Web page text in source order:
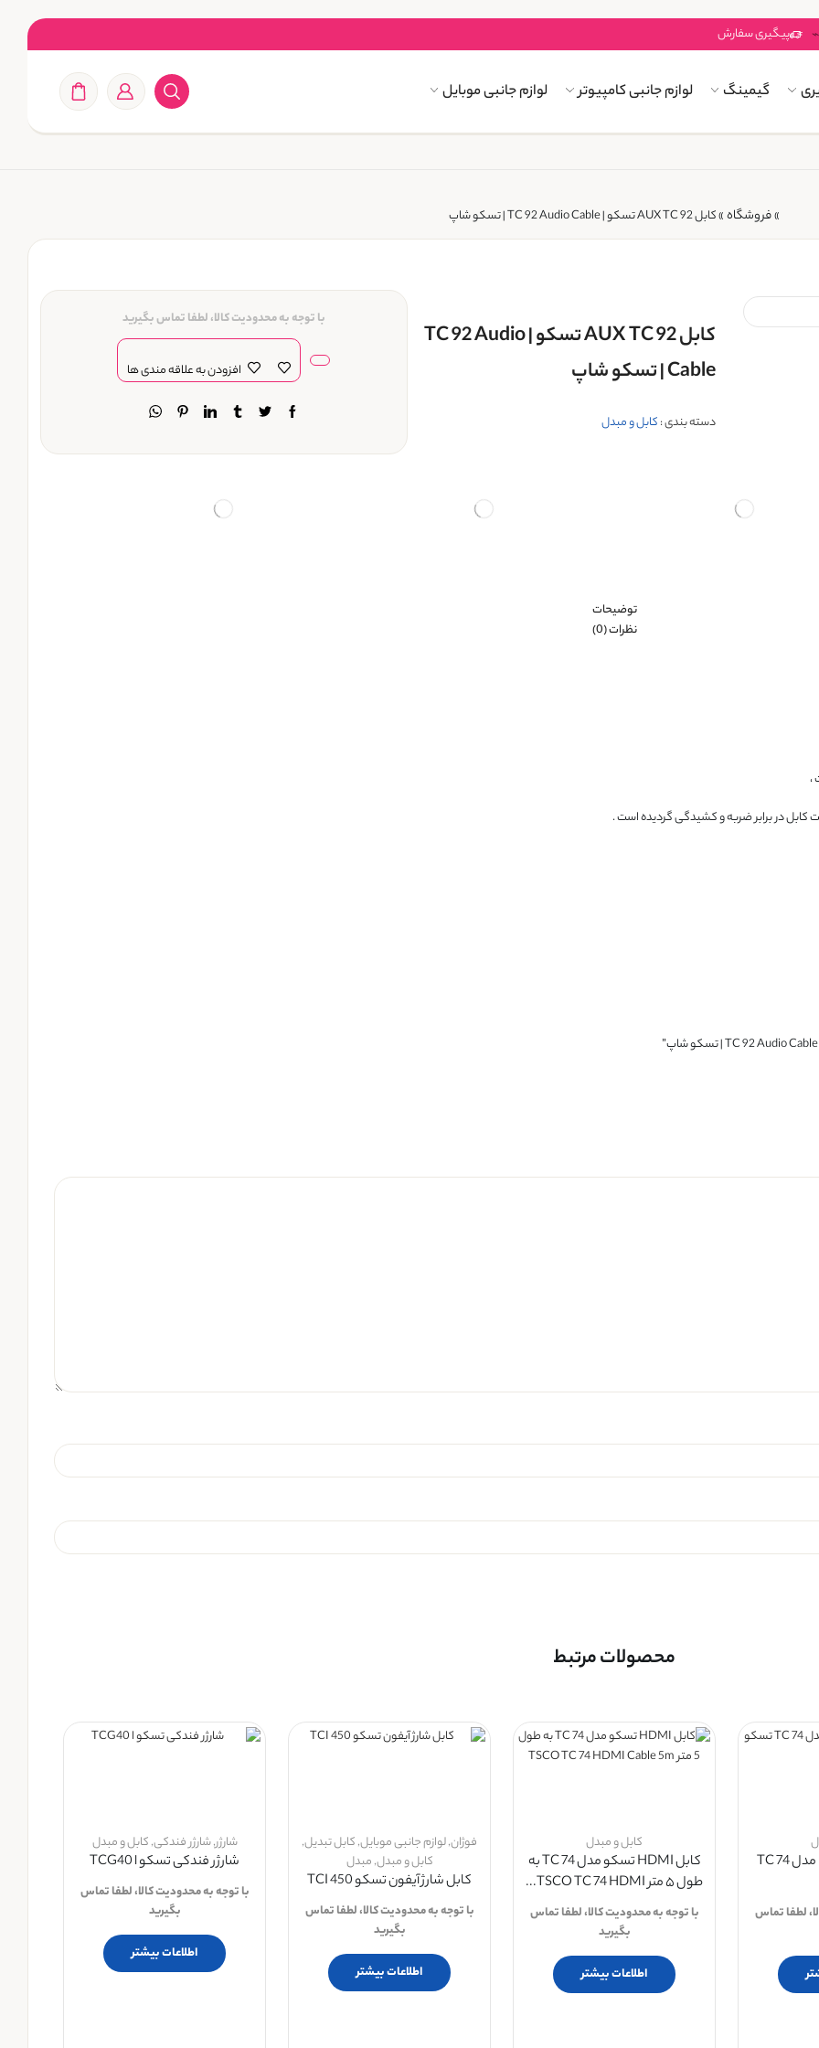
پیگیری سفارش
گیمینگ لوازم جانبی کامپیوتر لوازم جانبی موبایل
»فروشگاه»کابل AUX TC 92 تسکو | TC 92 Audio Cable | تسکو شاپ
کابل AUX TC 92 تسکو | TC 92 Audio
Cable | تسکو شاپ
دسته بندی :کابل و مبدل
با توجه به محدودیت کالا، لطفا تماس بگیرید
افزودن به علاقه مندی ها
توضیحات
نظرات (0)
در برابر ضربه و کشیدگی گردیده است .
محصولات مرتبط
کابل ۵ متری HDMI مدل TC 74
لطفا تماس
کابل و مبدل
کابل HDMI تسکو مدل TC 74 به
طول ۵ متر TSCO TC 74 HDMI...
با توجه به محدودیت کالا، لطفا تماس
بگیرید
اطلاعات بیشتر
فوژان,لوازم جانبی موبایل,کابل تبدیل,
کابل و مبدل,مبدل
کابل شارژ آیفون تسکو TCI 450
با توجه به محدودیت کالا، لطفا تماس
بگیرید
اطلاعات بیشتر
شارژر,شارژر فندکی,کابل و مبدل
شارژر فندکی تسکو ا TCG40
با توجه به محدودیت کالا، لطفا تماس
بگیرید
اطلاعات بیشتر